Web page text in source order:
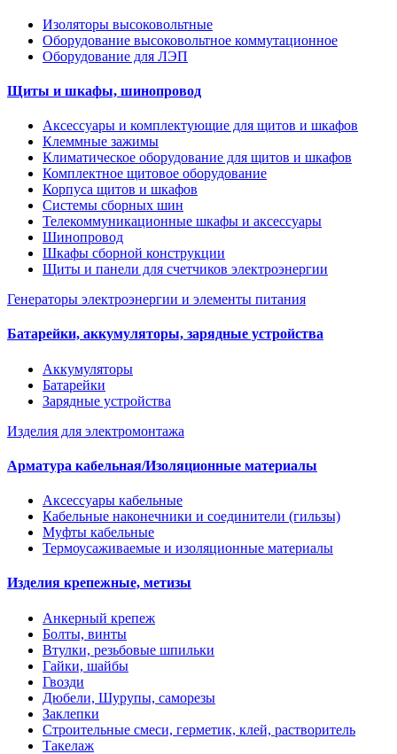
Изоляторы высоковольтные
Оборудование высоковольтное коммутационное
Оборудование для ЛЭП
Щиты и шкафы, шинопровод
Аксессуары и комплектующие для щитов и шкафов
Клеммные зажимы
Климатическое оборудование для щитов и шкафов
Комплектное щитовое оборудование
Корпуса щитов и шкафов
Системы сборных шин
Телекоммуникационные шкафы и аксессуары
Шинопровод
Шкафы сборной конструкции
Щиты и панели для счетчиков электроэнергии
Генераторы электроэнергии и элементы питания
Батарейки, аккумуляторы, зарядные устройства
Аккумуляторы
Батарейки
Зарядные устройства
Изделия для электромонтажа
Арматура кабельная/Изоляционные материалы
Аксессуары кабельные
Кабельные наконечники и соединители (гильзы)
Муфты кабельные
Термоусаживаемые и изоляционные материалы
Изделия крепежные, метизы
Анкерный крепеж
Болты, винты
Втулки, резьбовые шпильки
Гайки, шайбы
Гвозди
Дюбели, Шурупы, саморезы
Заклепки
Строительные смеси, герметик, клей, растворитель
Такелаж